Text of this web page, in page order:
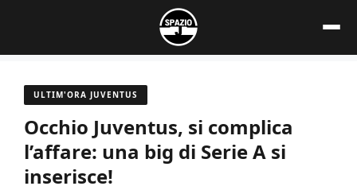
contenuto
ULTIM'ORA JUVENTUS
Occhio Juventus, si complica
l’affare: una big di Serie A si
inserisce!